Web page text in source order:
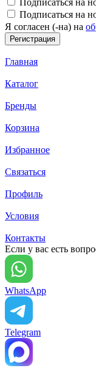
Подписаться на
Подписаться на
Я согласен (-на) на
Главная
Каталог
Бренды
Корзина
Избранное
Связаться
Профиль
Условия
Контакты
Если у вас есть
WhatsApp
Telegram